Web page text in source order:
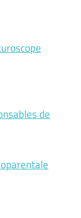
de